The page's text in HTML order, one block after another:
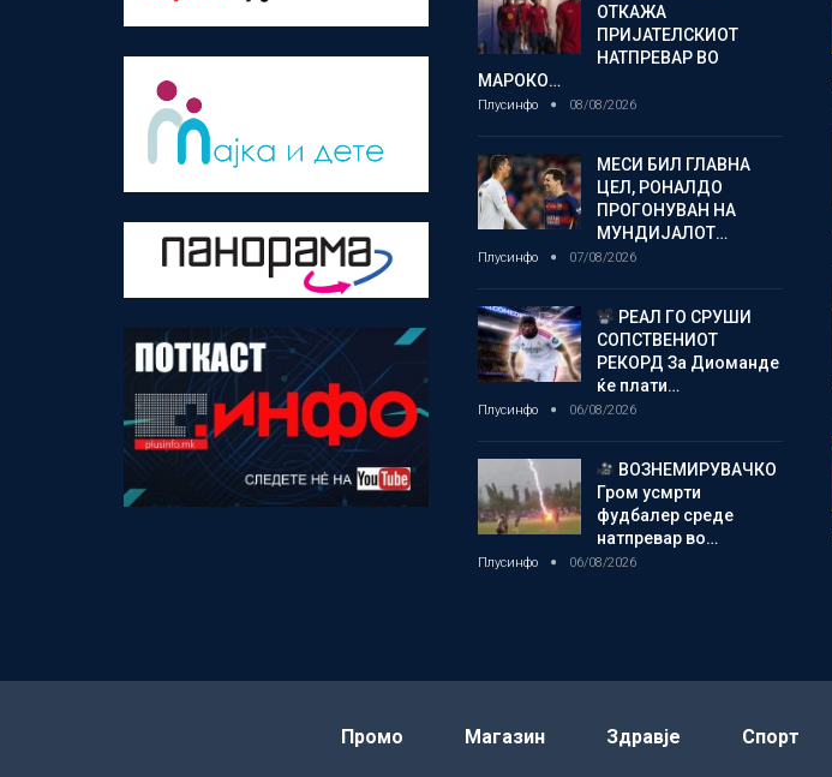
ОТКАЖА
ПРИЈАТЕЛСКИОТ
НАТПРЕВАР ВО
МАРОКО…
Плусинфо 08/08/2026
МЕСИ БИЛ ГЛАВНА
ЦЕЛ, РОНАЛДО
ПРОГОНУВАН НА
МУНДИЈАЛОТ…
Плусинфо 07/08/2026
РЕАЛ ГО СРУШИ
СОПСТВЕНИОТ
РЕКОРД За Диоманде
ќе плати…
Плусинфо 06/08/2026
ВОЗНЕМИРУВАЧКО
Гром усмрти
фудбалер среде
натпревар во…
Плусинфо 06/08/2026
Промо Магазин Здравје Спорт